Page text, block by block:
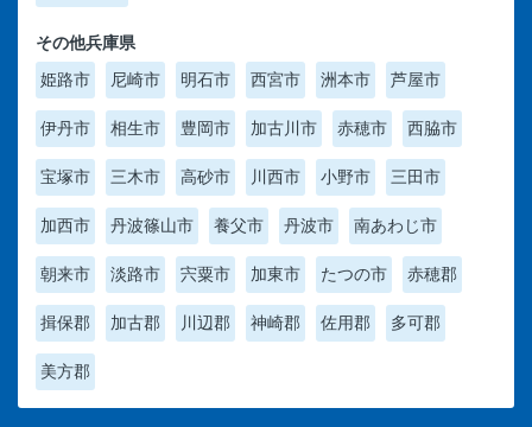
その他兵庫県
姫路市
尼崎市 明石市 西宮市 洲本市 芦屋市
伊丹市 相生市 豊岡市 加古川市 赤穂市 西脇市
宝塚市 三木市 高砂市 川西市 小野市 三田市
加西市 丹波篠山市 養父市 丹波市 南あわじ市
朝来市 淡路市 宍粟市 加東市 たつの市 赤穂郡
揖保郡 加古郡 川辺郡 神崎郡 佐用郡 多可郡
美方郡